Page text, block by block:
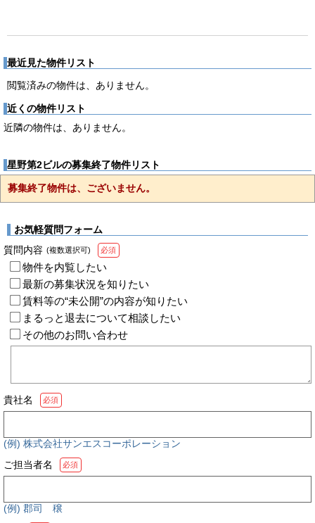
最近見た物件リスト
閲覧済みの物件は、ありません。
近くの物件リスト
近隣の物件は、ありません。
星野第2ビルの募集終了物件リスト
募集終了物件は、ございません。
お気軽質問フォーム
質問内容 (複数選択可) 必須
物件を内覧したい
最新の募集状況を知りたい
賃料等の“未公開”の内容が知りたい
まるっと退去について相談したい
その他のお問い合わせ
貴社名 必須
(例) 株式会社サンエスコーポレーション
ご担当者名
必須
(例) 郡司 穣